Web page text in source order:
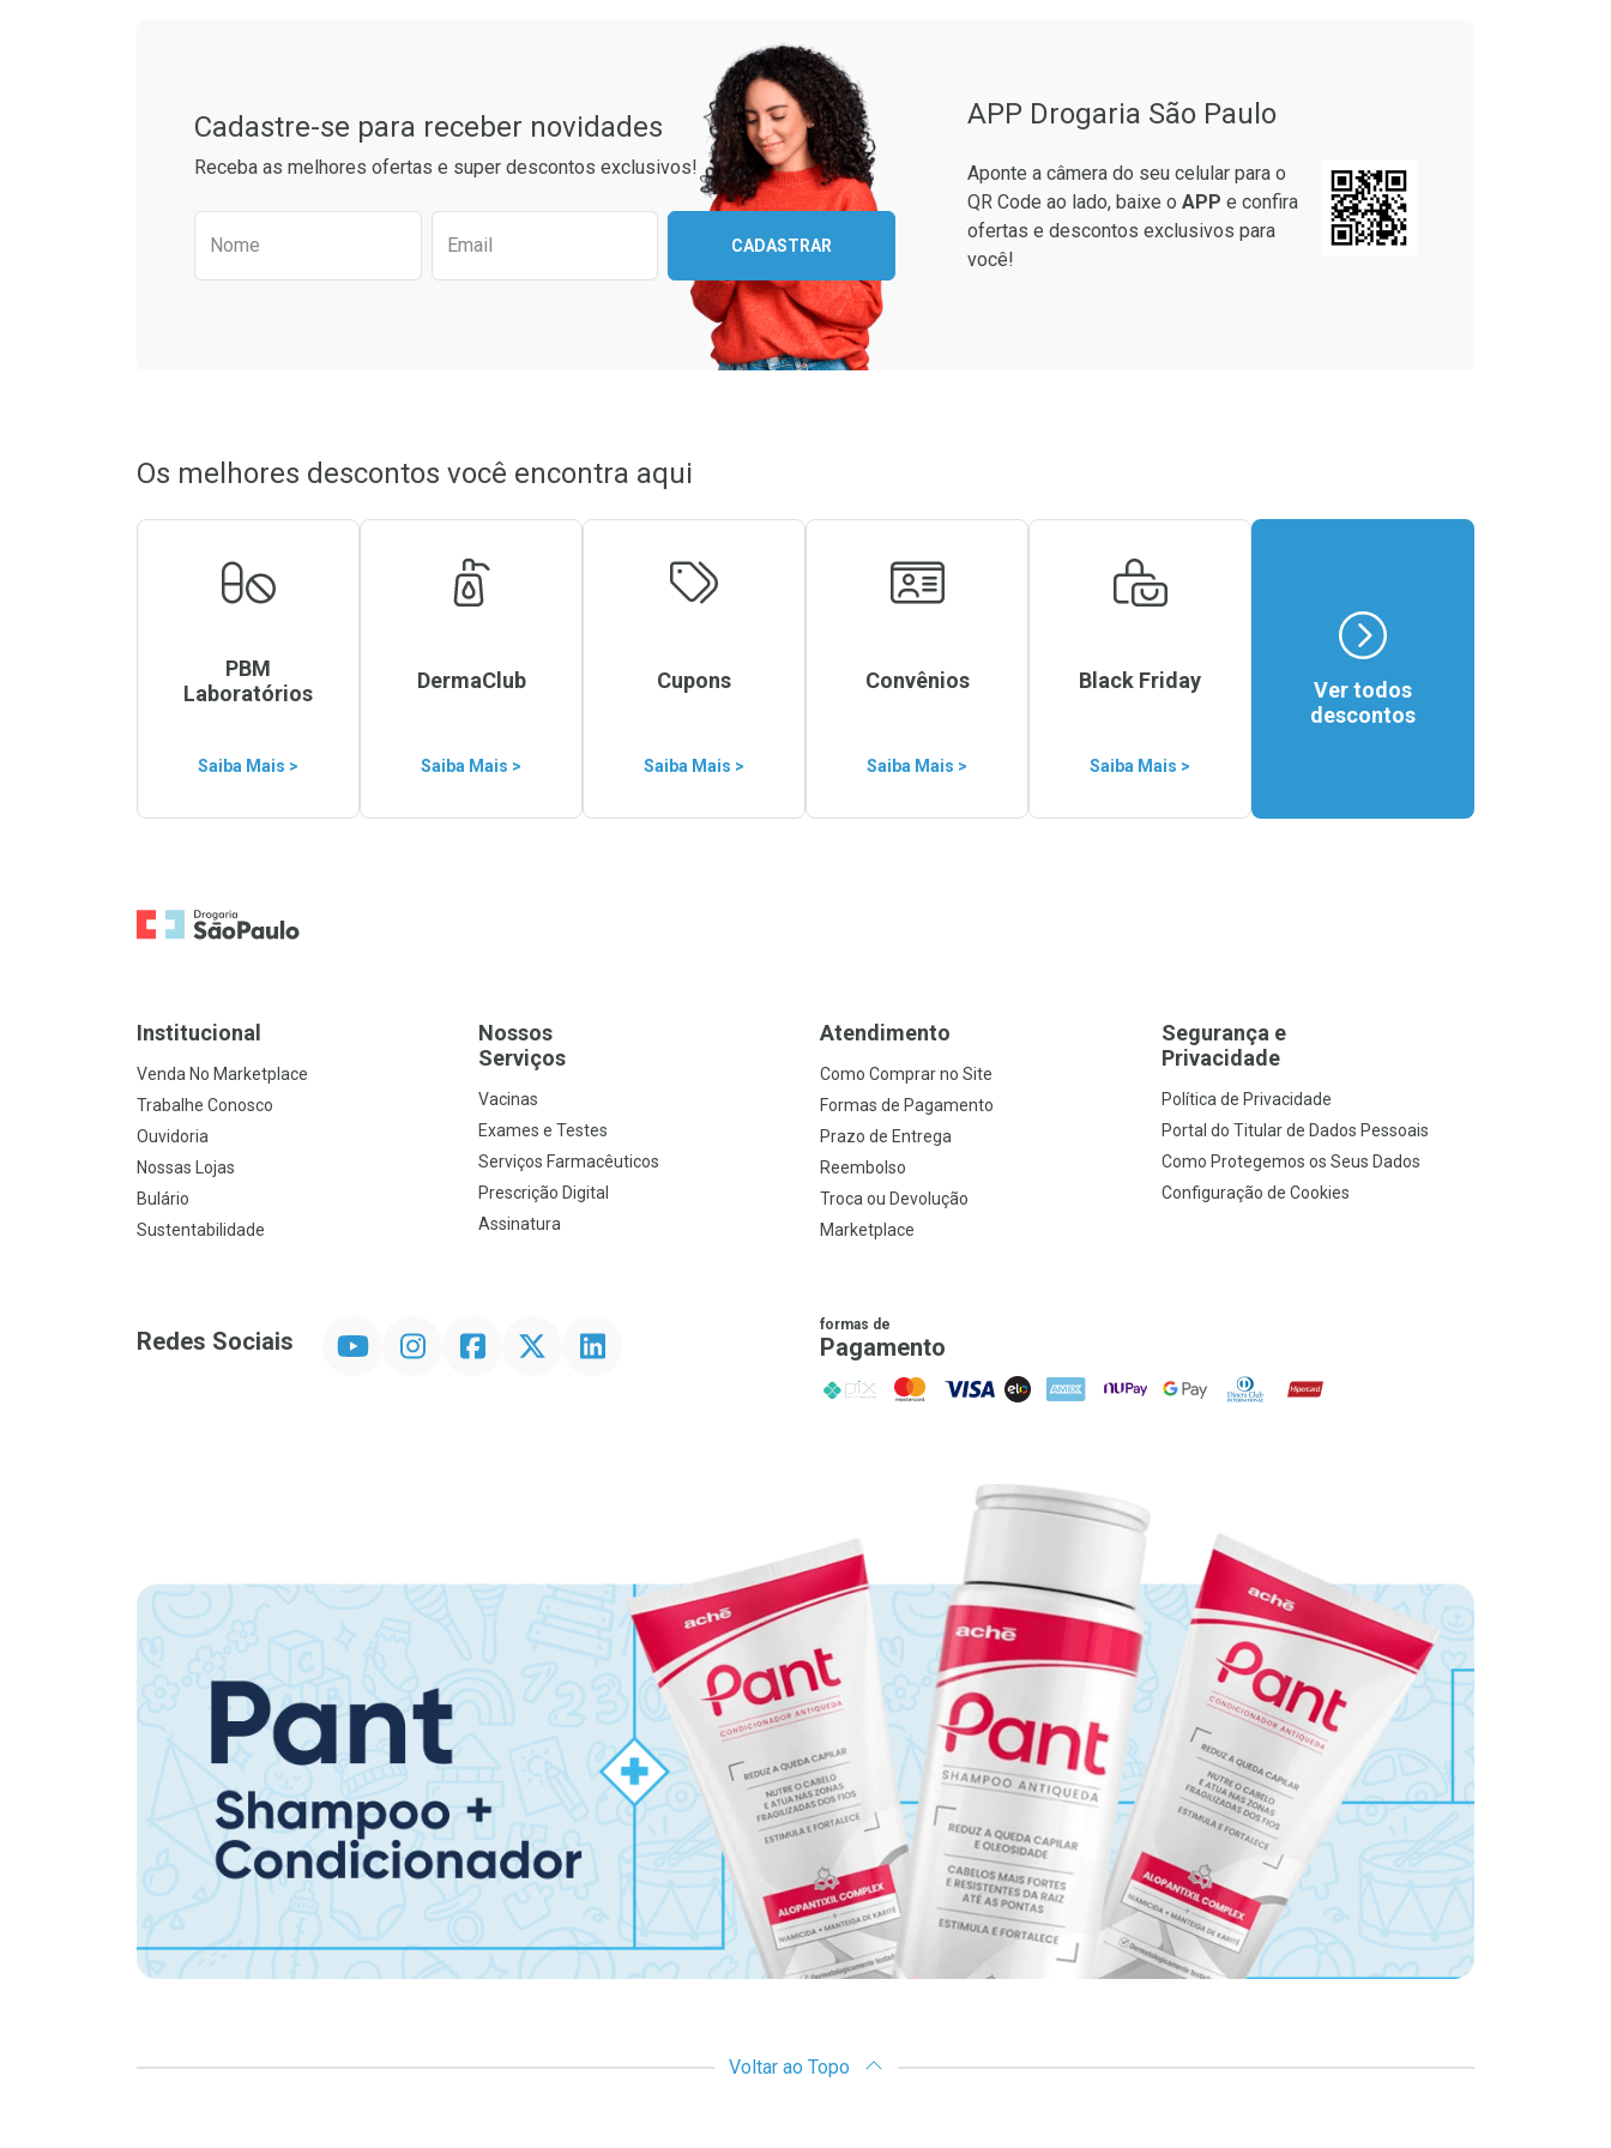
Ativar Desconto
Cadastre-se para receber novidades
Receba as melhores ofertas e super descontos exclusivos!
Preencha o formulário abaixo para receber as melhores ofertas:
Nome Email CADASTRAR
APP Drogaria São Paulo
Aponte a câmera do seu celular para o
QR Code ao lado, baixe o APP e confira
ofertas e descontos exclusivos para
você!
Os melhores descontos você encontra aqui
PBM
Laboratórios
Saiba Mais >
DermaClub
Saiba Mais >
Cupons
Saiba Mais >
Convênios
Saiba Mais >
Black Friday
Saiba Mais >
Ver todos
descontos
Ir para a Home
Institucional
Venda No Marketplace
Trabalhe Conosco
Ouvidoria
Nossas Lojas
Bulário
Sustentabilidade
Nossos
Serviços
Vacinas
Exames e Testes
Serviços Farmacêuticos
Prescrição Digital
Assinatura
Atendimento
Como Comprar no Site
Formas de Pagamento
Prazo de Entrega
Reembolso
Troca ou Devolução
Marketplace
Segurança e
Privacidade
Política de Privacidade
Portal do Titular de Dados Pessoais
Como Protegemos os Seus Dados
Configuração de Cookies
Redes Sociais InstagramFacebookTwitter Linkedin formas de
Pagamento
PIX MasterCard
VISA ELO AMEX NuPay Google PayDiners ClubHipercard
Voltar ao Topo